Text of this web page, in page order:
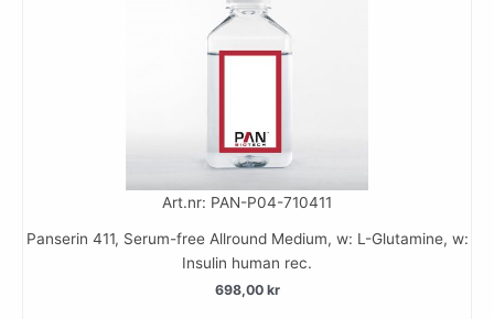
Art.nr: PAN-P04-710411
Panserin 411, Serum-free Allround Medium, w: L-Glutamine, w:
Insulin human rec.
698,00 kr